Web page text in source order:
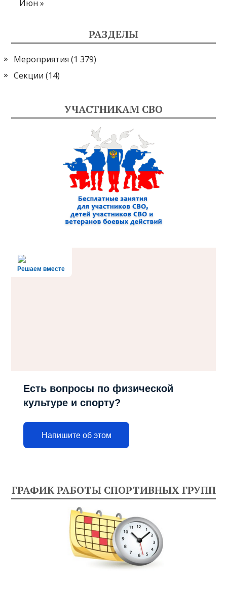
Июн »
РАЗДЕЛЫ
Мероприятия (1 379)
Секции (14)
УЧАСТНИКАМ СВО
Решаем вместе
Есть вопросы по физической
культуре и спорту?
Напишите об этом
ГРАФИК РАБОТЫ СПОРТИВНЫХ ГРУПП